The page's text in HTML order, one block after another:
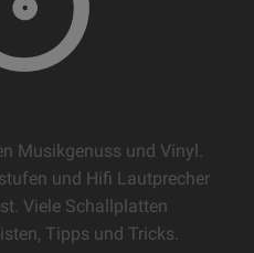
Musikgenuss und Vinyl.
und Hifi Lautprecher
Viele Schallplatten
Tipps und Tricks.